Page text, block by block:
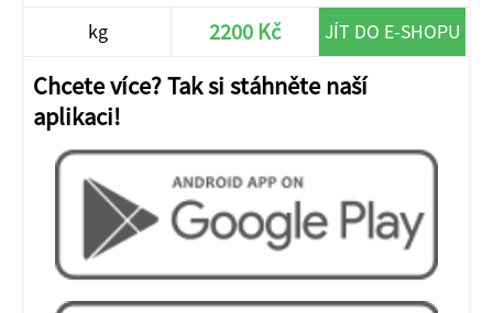
kg 2200 Kč JÍT DO E-SHOPU
Chcete více? Tak si stáhněte naší
aplikaci!